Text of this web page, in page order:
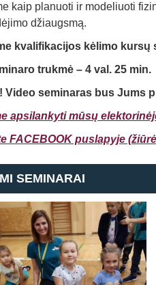
kaip planuoti ir modeliuoti
džiaugsmą.
kvalifikacijos kėlimo kursų
trukmė – 4 val. 25 min.
Video seminaras bus Jums
apsilankyti mūsų
FACEBOOK puslapyje
SEMINARAI